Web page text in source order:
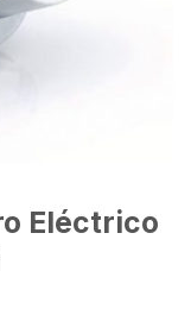
Eléctrico